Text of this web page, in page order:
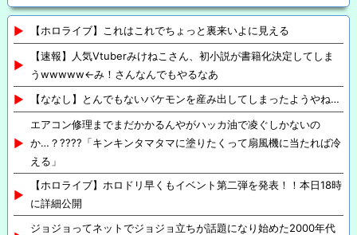
【ホロライブ】これはこれでちょっと裏来いよに見える
【速報】人気Vtuberみけねこさん、初小説が書籍化決定してしま
うwwwww←み！さんなんでもやるなあ
【ななし】とんでもないバケモンを産み出してしまったようやね…
エアコン修理までまだかかるんやがハッカ油で凌ぐしかないの
か…？????「キンキンタマタマに塗りたくって扇風機に当たれば冷
える」
【ホロライブ】ホロドリ早くもイベント第二弾を発表！！本日18時
に詳細公開
ジョジョってネットでジョジョ立ちが話題になり始めた2000年代